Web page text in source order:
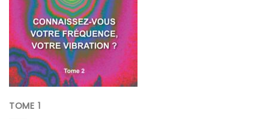
TOME 1